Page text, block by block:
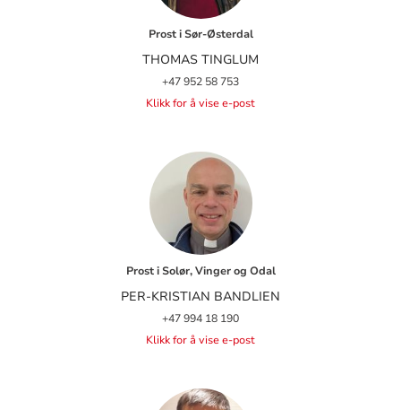
Prost i Sør-Østerdal
THOMAS TINGLUM
+47 952 58 753
Klikk for å vise e-post
Prost i Solør, Vinger og Odal
PER-KRISTIAN BANDLIEN
+47 994 18 190
Klikk for å vise e-post